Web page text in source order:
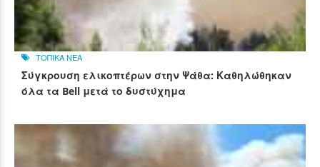
ΤΟΠΙΚΑ ΝΕΑ
Σύγκρουση ελικοπτέρων στην Ψάθα: Καθηλώθηκαν
όλα τα Bell μετά το δυστύχημα